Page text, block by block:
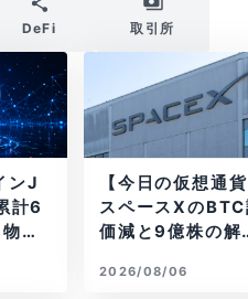
DeFi 取引所
ンJ
計6
流
【今日の仮想通貨
スペースXのBTC
価減と9億株の解
BTCが盗難
2026/08/06